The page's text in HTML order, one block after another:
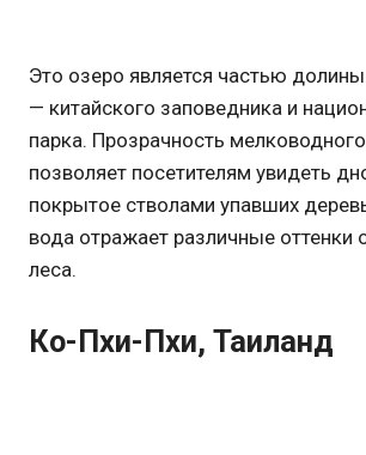
Это озеро является частью
— китайского заповедника и
парка. Прозрачность
позволяет посетителям увидеть
покрытое стволами упавших
вода отражает различные
леса.
Ко-Пхи-Пхи, Таиланд